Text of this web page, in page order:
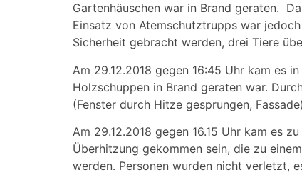
Gartenhäuschen war in Brand geraten.
Einsatz von Atemschutztrupps war
Sicherheit gebracht werden, drei Tiere
Am 29.12.2018 gegen 16:45 Uhr kam es in
Holzschuppen in Brand geraten war.
(Fenster durch Hitze gesprungen,
Am 29.12.2018 gegen 16.15 Uhr kam es zu
Überhitzung gekommen sein, die zu
werden. Personen wurden nicht verletzt,